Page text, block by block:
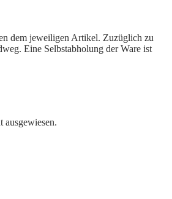
dem jeweiligen Artikel. Zuzüglich zu
Eine Selbstabholung der Ware ist
ausgewiesen.